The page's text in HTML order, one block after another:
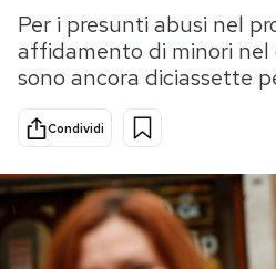
Tecnologia
Internet
Scienza
Cultura
Economia
Sport
Per i presunti abusi nel
affidamento di minori nel
sono ancora diciassette
Condividi